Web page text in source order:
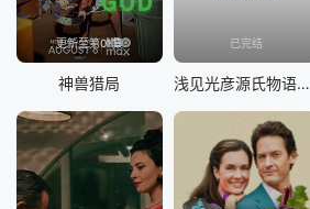
更新至第01集
神兽猎局
已完结
浅见光彦源氏物语杀人事件